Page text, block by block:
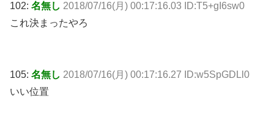
102: 名無し 2018/07/16(月) 00:17:16.03 ID:T5+gI6sw0
これ決まったやろ
105: 名無し 2018/07/16(月) 00:17:16.27 ID:w5SpGDLl0
いい位置